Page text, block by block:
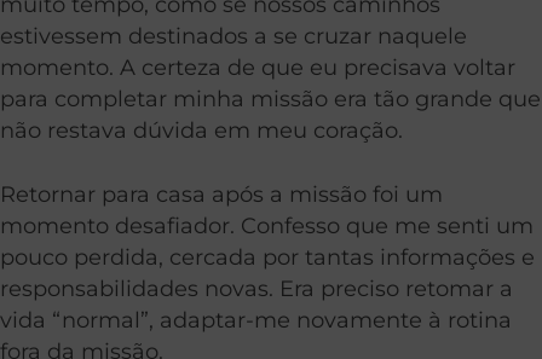
estivessem destinados a se cruzar naquele
momento. A certeza de que eu precisava voltar
para completar minha missão era tão grande que
não restava dúvida em meu coração.
Retornar para casa após a missão foi um
momento desafiador. Confesso que me senti um
pouco perdida, cercada por tantas informações e
responsabilidades novas. Era preciso retomar a
vida “normal”, adaptar-me novamente à rotina
fora da missão.